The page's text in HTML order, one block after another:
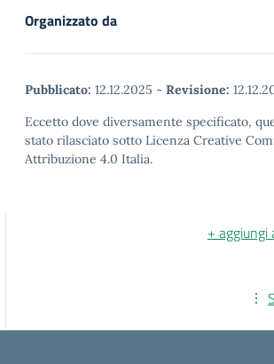
Organizzato da
Pubblicato: 12.12.2025 - Revisione:
Eccetto dove diversamente specificato,
stato rilasciato sotto Licenza Creative
Attribuzione 4.0 Italia.
+ aggiungi